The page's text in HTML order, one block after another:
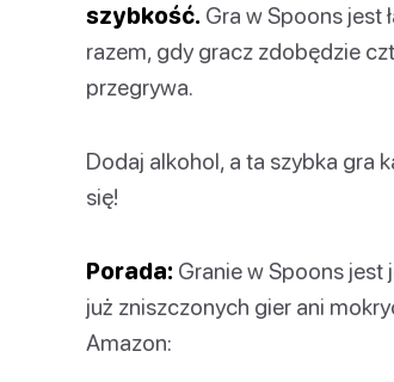
szybkość. Gra w Spoons jest
razem, gdy gracz zdobędzie
przegrywa.
Dodaj alkohol, a ta szybka gra
się!
Porada: Granie w Spoons jest
już zniszczonych gier ani
Amazon: